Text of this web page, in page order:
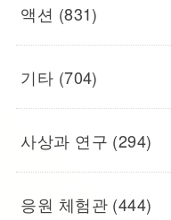
액션 (831)
기타 (704)
사상과 연구 (294)
응원 체험관 (444)